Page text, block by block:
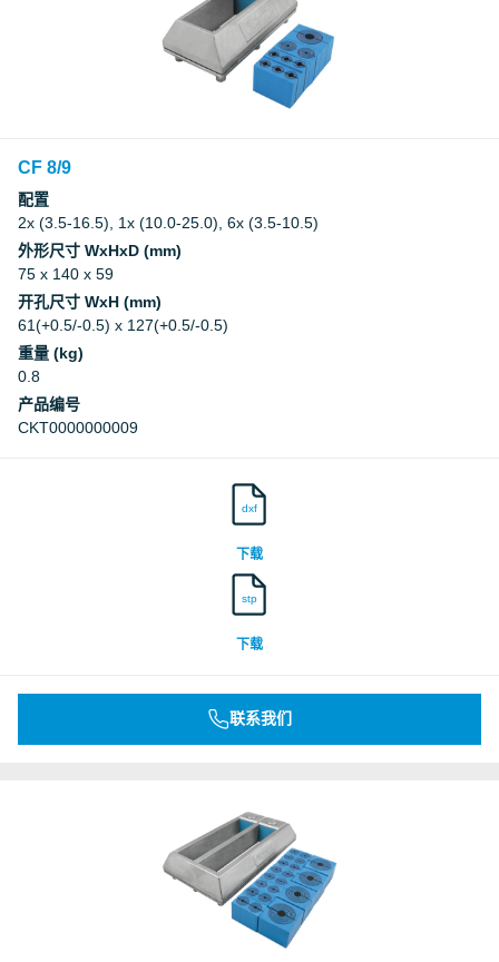
CF 8/9
配置
2x (3.5-16.5), 1x (10.0-25.0), 6x (3.5-10.5)
外形尺寸 WxHxD (mm)
75 x 140 x 59
开孔尺寸 WxH (mm)
61(+0.5/-0.5) x 127(+0.5/-0.5)
重量 (kg)
0.8
产品编号
CKT0000000009
dxf
下载
stp
下载
联系我们